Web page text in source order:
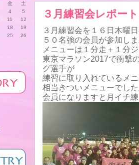
金
土
4
5
11
12
18
19
25
26
３月練習会レポート
３月練習会を１６日木曜
５０名強の会員が参加し
メニューは１分走＋１分
東京マラソン2017で衝撃
グ選手が
練習に取り入れているメ
相当きついメニューでし
会員になりますと月イチ